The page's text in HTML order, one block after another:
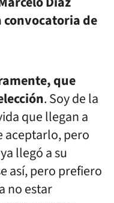
convocatoria de
que
. Soy de la
que llegan a
aceptarlo, pero
llegó a su
así, peroprefiero
no estar